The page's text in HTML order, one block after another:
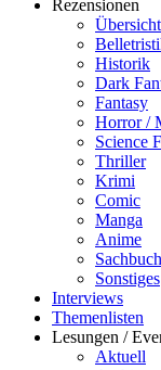
Rezensionen
Übersicht
Historik
Dark
Fantasy
Horror /
Science
Thriller
Krimi
Comic
Manga
Anime
Sachbuch
Sonstiges
Interviews
Themenlisten
Lesungen /
Aktuell